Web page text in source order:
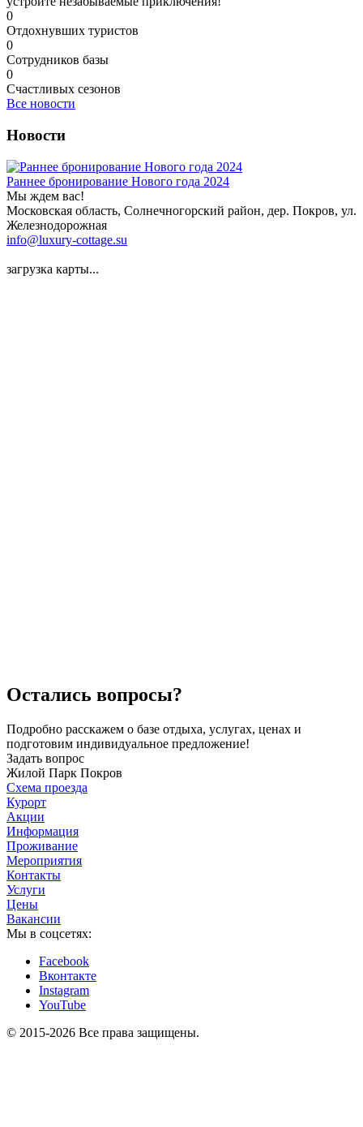
0
Отдохнувших туристов
0
Сотрудников базы
0
Счастливых сезонов
Все новости
Новости
Раннее бронирование Нового года 2024
Мы ждем вас!
Московская область, Солнечногорский район, дер. Покров, ул.
Железнодорожная
info@luxury-cottage.su
загрузка карты...
Остались вопросы?
Подробно расскажем о базе отдыха, услугах, ценах и
подготовим индивидуальное предложение!
Задать вопрос
Жилой Парк Покров
Схема проезда
Курорт
Акции
Информация
Проживание
Мероприятия
Контакты
Услуги
Цены
Вакансии
Мы в соцсетях:
Facebook
Вконтакте
Instagram
YouTube
© 2015-2026 Все права защищены.